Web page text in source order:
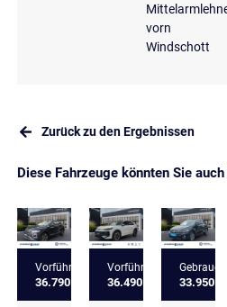
vorn
Windschott
Zurück zu den Ergebnissen
Diese Fahrzeuge könnten Sie
Vorführfahrzeug
36.790 €
Vorführfahrzeug
36.490 € 33.950 €